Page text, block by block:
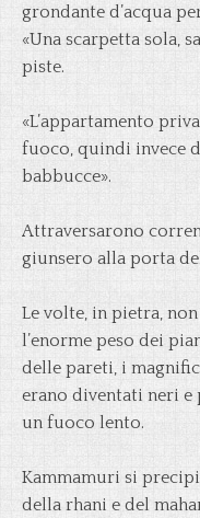
grondante d’acqua
«Una scarpetta sola,
piste.
«L’appartamento
fuoco, quindi invece
babbucce».
Attraversarono
giunsero alla porta
Le volte, in pietra,
l’enorme peso dei
delle pareti, i
erano diventati neri e
un fuoco lento.
Kammamuri si
della rhani e del